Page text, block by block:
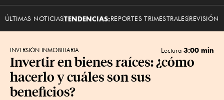
ÚLTIMAS NOTICIASTENDENCIAS:REPORTES TRIMESTRALESREVISIÓN
INVERSIÓN INMOBILIARIA Lectura 3:00 min
Invertir en bienes raíces: ¿cómo
hacerlo y cuáles son sus
beneficios?